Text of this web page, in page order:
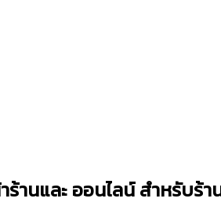
านและ ออนไลน์ สำหรับร้